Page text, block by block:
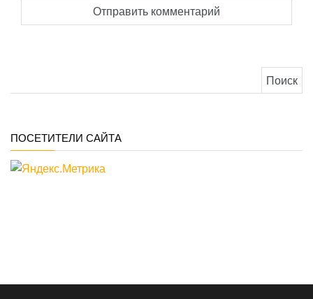
ПОСЕТИТЕЛИ САЙТА